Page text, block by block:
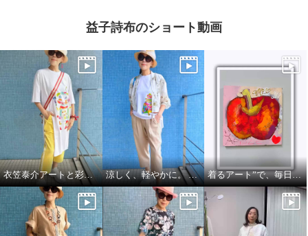
益子詩布のショート動画
衣笠泰介アートと彩りを楽しむ夏スタイル 涼しく、軽やかに。 それでいて、きちんと美しい。 着るアート”で、毎日をもっと自由に🍎🍏